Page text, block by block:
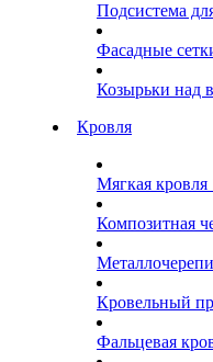
Подсистема
Фасадные
Козырьки над
Кровля
Мягкая кровля
Композитная
Кровельный
Фальцевая